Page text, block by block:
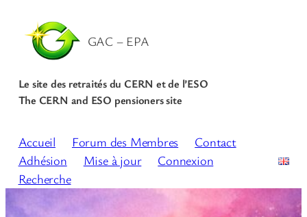
GAC – EPA
Le site des retraités du CERN et de l’ESO
The CERN and ESO pensioners site
Accueil Forum des Membres
Contact
Adhésion
Mise à jour
Connexion
Recherche